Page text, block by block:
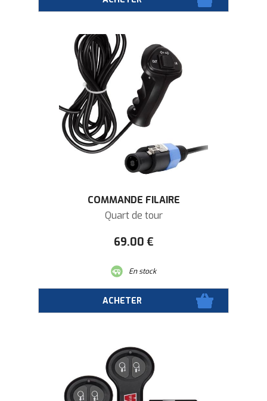
COMMANDE FILAIRE
Quart de tour
69.00 €
En stock